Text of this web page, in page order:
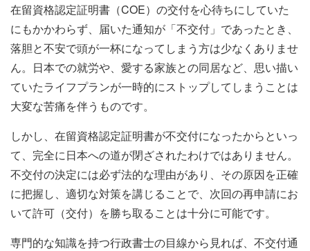
在留資格認定証明書（COE）の交付を心待ちにしていた
にもかかわらず、届いた通知が「不交付」であったとき、
落胆と不安で頭が一杯になってしまう方は少なくありませ
ん。日本での就労や、愛する家族との同居など、思い描い
ていたライフプランが一時的にストップしてしまうことは
大変な苦痛を伴うものです。
しかし、在留資格認定証明書が不交付になったからといっ
て、完全に日本への道が閉ざされたわけではありません。
不交付の決定には必ず法的な理由があり、その原因を正確
に把握し、適切な対策を講じることで、次回の再申請にお
いて許可（交付）を勝ち取ることは十分に可能です。
専門的な知識を持つ行政書士の目線から見れば、不交付通